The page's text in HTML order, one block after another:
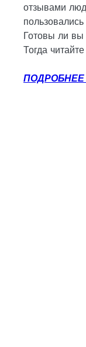
отзывами
Готовы ли вы
Тогда
ПОДРОБНЕЕ